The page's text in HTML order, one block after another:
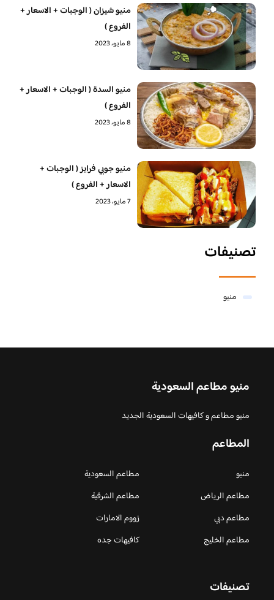
منيو شيزان ( الوجبات + الاسعار +
الفروع )
8 مايو، 2023
منيو السدة ( الوجبات + الاسعار +
الفروع )
8 مايو، 2023
منيو جوبي فرايز ( الوجبات +
الاسعار + الفروع )
7 مايو، 2023
تصنيفات
منيو
منيو مطاعم السعودية
منيو مطاعم و كافيهات السعودية الجديد
المطاعم
منيو
مطاعم السعودية
مطاعم الرياض
مطاعم الشرقية
مطاعم دبي
زووم الامارات
مطاعم الخليج
كافيهات جده
تصنيفات